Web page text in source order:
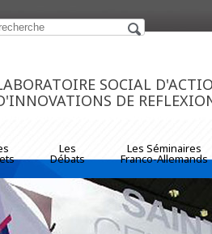
33
SOCIAL
DE
Les
Débats
Les Séminaires
Franco-Allemands